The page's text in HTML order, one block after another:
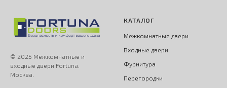
© 2025 Межкомнатные и
входные двери Fortuna.
Москва.
КАТАЛОГ
Межкомнатные двери
Входные двери
Фурнитура
Перегородки